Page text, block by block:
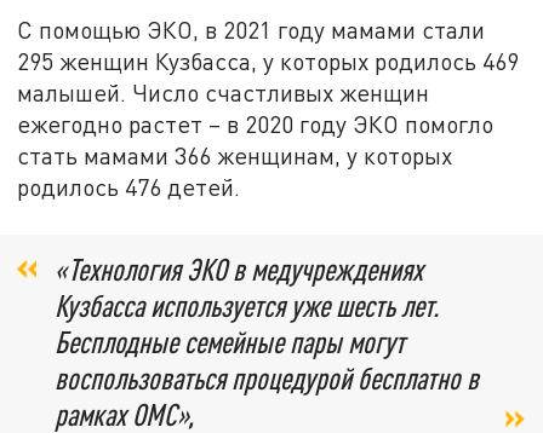
С помощью ЭКО, в 2021 году мамами стали
295 женщин Кузбасса, у которых родилось 469
малышей. Число счастливых женщин
ежегодно растет – в 2020 году ЭКО помогло
стать мамами 366 женщинам, у которых
родилось 476 детей.
«Технология ЭКО в медучреждениях
Кузбасса используется уже шесть лет.
Бесплодные семейные пары могут
воспользоваться процедурой бесплатно в
рамках ОМС»,